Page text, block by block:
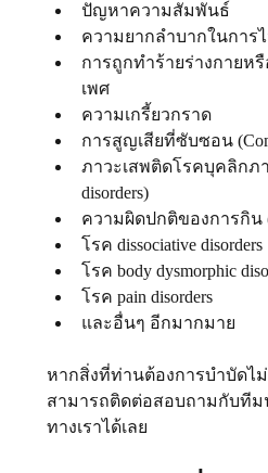
ปัญหาความสัมพันธ์
ความยากลําบากในการ
การถูกทําร้ายร่างกายห
เพศ
ความเกรี้ยวกราด
การสูญเสียที่ซับซอน
ภาวะเสพติดโรคบุคลิกภา
disorders)
ความผิดปกติของการกิน
โรค dissociative disorders
โรค body dysmorphic
โรค pain disorders
และอื่นๆ อีกมากมาย
หากสิ่งที่ท่านต้องการบำบัดไ
สามารถติดต่อสอบถามกับทีม
ทางเราได้เลย